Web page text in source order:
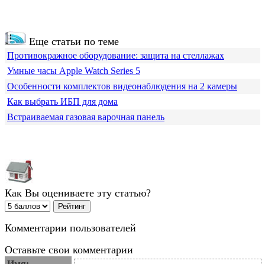
Еще статьи по теме
Противокражное оборудование: защита на стеллажах
Умные часы Apple Watch Series 5
Особенности комплектов видеонаблюдения на 2 камеры
Как выбрать ИБП для дома
Встраиваемая газовая варочная панель
Как Вы оцениваете эту статью?
Комментарии пользователей
Оставьте свои комментарии